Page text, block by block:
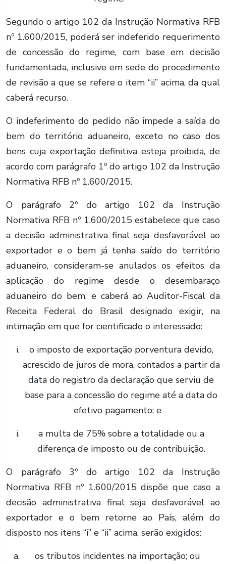
Segundo o artigo 102 da Instrução Normativa RFB
nº 1.600/2015, poderá ser indeferido requerimento
de concessão do regime, com base em decisão
fundamentada, inclusive em sede do procedimento
de revisão a que se refere o item “ii” acima, da qual
caberá recurso.
O indeferimento do pedido não impede a saída do
bem do território aduaneiro, exceto no caso dos
bens cuja exportação definitiva esteja proibida, de
acordo com parágrafo 1º do artigo 102 da Instrução
Normativa RFB nº 1.600/2015.
O parágrafo 2º do artigo 102 da Instrução
Normativa RFB nº 1.600/2015 estabelece que caso
a decisão administrativa final seja desfavorável ao
exportador e o bem já tenha saído do território
aduaneiro, consideram-se anulados os efeitos da
aplicação do regime desde o desembaraço
aduaneiro do bem, e caberá ao Auditor-Fiscal da
Receita Federal do Brasil designado exigir, na
intimação em que for cientificado o interessado:
o imposto de exportação porventura devido,
acrescido de juros de mora, contados a partir da
data do registro da declaração que serviu de
base para a concessão do regime até a data do
efetivo pagamento; e
a multa de 75% sobre a totalidade ou a
diferença de imposto ou de contribuição.
O parágrafo 3º do artigo 102 da Instrução
Normativa RFB nº 1.600/2015 dispõe que caso a
decisão administrativa final seja desfavorável ao
exportador e o bem retorne ao País, além do
disposto nos itens “i” e “ii” acima, serão exigidos:
os tributos incidentes na importação; ou